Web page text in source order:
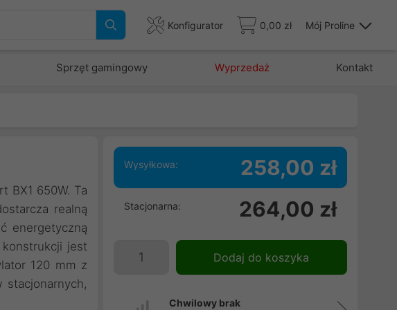
Konfigurator 0,00 zł Mój Proline
Sprzęt gamingowy Wyprzedaż Kontakt
BX1 650W. Ta
realną
energetyczną
jest
120 mm z
stacjonarnych,
Wysyłkowa: 258,00 zł
Stacjonarna: 264,00 zł
Dodaj do koszyka
Chwilowy brak